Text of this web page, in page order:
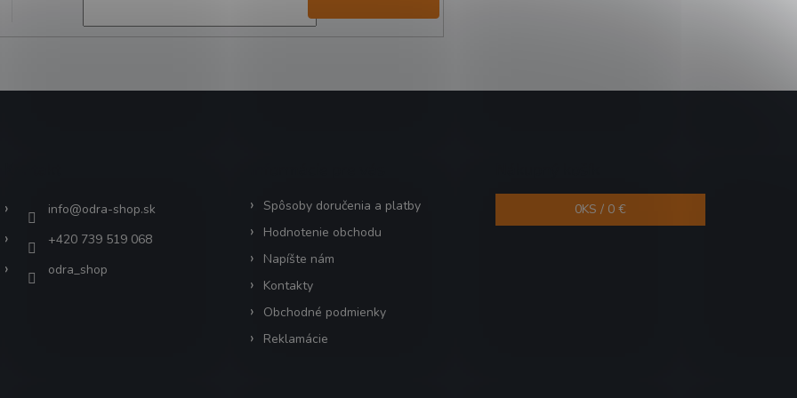
info@odra-shop.sk
+420 739 519 068
odra_shop
Spôsoby doručenia a platby
Hodnotenie obchodu
Napíšte nám
Kontakty
Obchodné podmienky
Reklamácie
0KS / 0 €